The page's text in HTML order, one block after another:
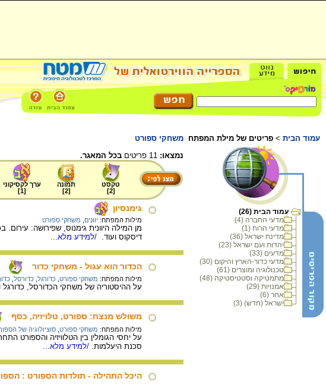
עמוד הבית > פריטים של מילת המפתח משחקי ספורט
עמוד הבית (26)
מדעי החברה (4)
מדעי הרוח (1)
מדינת ישראל (36)
יהדות ועם ישראל (23)
מדעים (33)
מדעי כדור-הארץ והיקום (30)
טכנולוגיה ומוצרים (61)
מתמטיקה וסטטיסטיקה (48)
אמנויות (29)
אחר (6)
ישראל (חדש) (3)
נמצאו:
בכל המאגר.
טקסט
[
2
]
תמונה
[
2
]
ערך לקסיקוני
[
1
]
גימנסיון
מילות המפתח: יוונים משחקי ספורט
מן המילה היוונית גימנוס, שפירושה:
דיסקוס ועוד. /למידע מלא...
הכדור הוא עגול - משחקי כדור
מילות המפתח: משחקי ספורט כדורגל כדורסל
על ההיסטוריה של משחקי הכדורסל, כדורגל
משולש מנצח: ספורט, טלויזיה, כסף
מילות המפתח: משחקי ספורט סוציולוגיה של
על יחסי הגומלין בין הטלוויזיה
סכנת היעלמות. /למידע מלא...
היכל התהילה - תולדות הספורט :